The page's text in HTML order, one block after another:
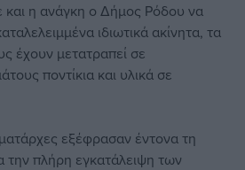
και η ανάγκη ο Δήμος Ρόδου να
ιδιωτικά ακίνητα, τα
έχουν μετατραπεί σε
ποντίκια και υλικά σε
εξέφρασαν έντονα τη
την πλήρη εγκατάλειψη των